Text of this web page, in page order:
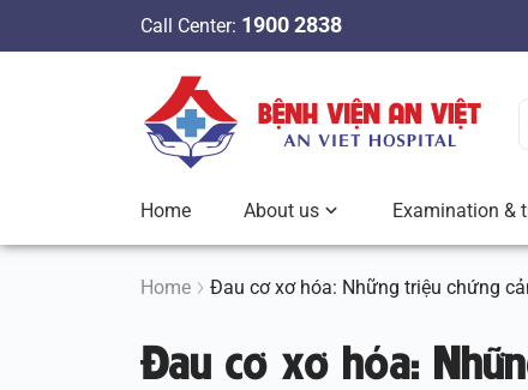
n
Call Center: 1900 2838
Home About us Examination &
Home Đau cơ xơ hóa: Những triệu chứng
Đau cơ xơ hóa: